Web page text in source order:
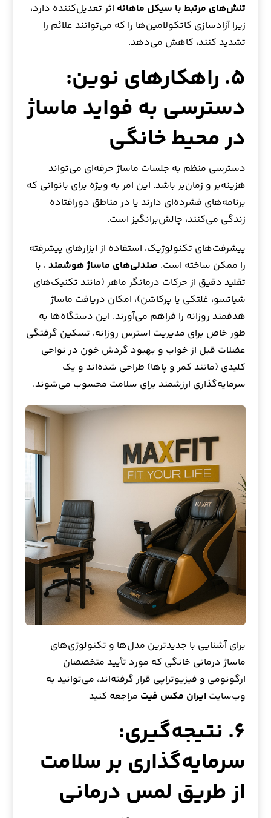
تنش‌های مرتبط با سیکل ماهانه اثر تعدیل‌کننده دارد،
زیرا آزادسازی کاتکولامین‌ها را که می‌توانند علائم را
تشدید کنند، کاهش می‌دهد.
۵. راهکارهای نوین:
دسترسی به فواید ماساژ
در محیط خانگی
دسترسی منظم به جلسات ماساژ حرفه‌ای می‌تواند
هزینه‌بر و زمان‌بر باشد. این امر به ویژه برای بانوانی که
برنامه‌های فشرده‌ای دارند یا در مناطق دورافتاده
زندگی می‌کنند، چالش‌برانگیز است.
پیشرفت‌های تکنولوژیک، استفاده از ابزارهای پیشرفته
را ممکن ساخته است. صندلی‌های ماساژ هوشمند ، با
تقلید دقیق از حرکات درمانگر ماهر (مانند تکنیک‌های
شیاتسو، غلتکی یا پرکاشن)، امکان دریافت ماساژ
هدفمند روزانه را فراهم می‌آورند. این دستگاه‌ها به
طور خاص برای مدیریت استرس روزانه، تسکین گرفتگی
عضلات قبل از خواب و بهبود گردش خون در نواحی
کلیدی (مانند کمر و پاها) طراحی شده‌اند و یک
سرمایه‌گذاری ارزشمند برای سلامت محسوب می‌شوند.
برای آشنایی با جدیدترین مدل‌ها و تکنولوژی‌های
ماساژ درمانی خانگی که مورد تأیید متخصصان
ارگونومی و فیزیوتراپی قرار گرفته‌اند، می‌توانید به
وب‌سایتایران مکس فیت مراجعه کنید
۶. نتیجه‌گیری:
سرمایه‌گذاری بر سلامت
از طریق لمس درمانی